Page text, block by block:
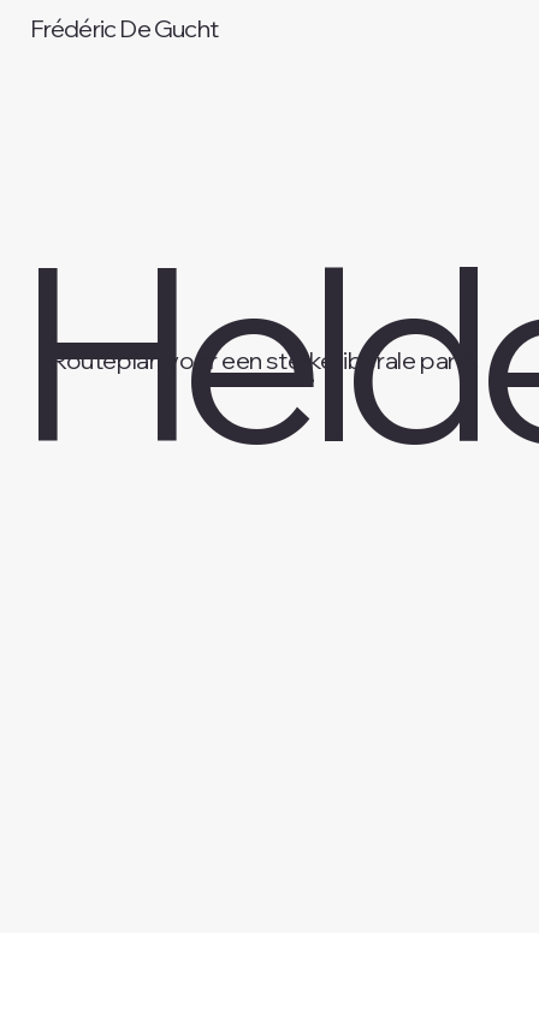
Frédéric De Gucht
Routeplan voor een sterke liberale partij.